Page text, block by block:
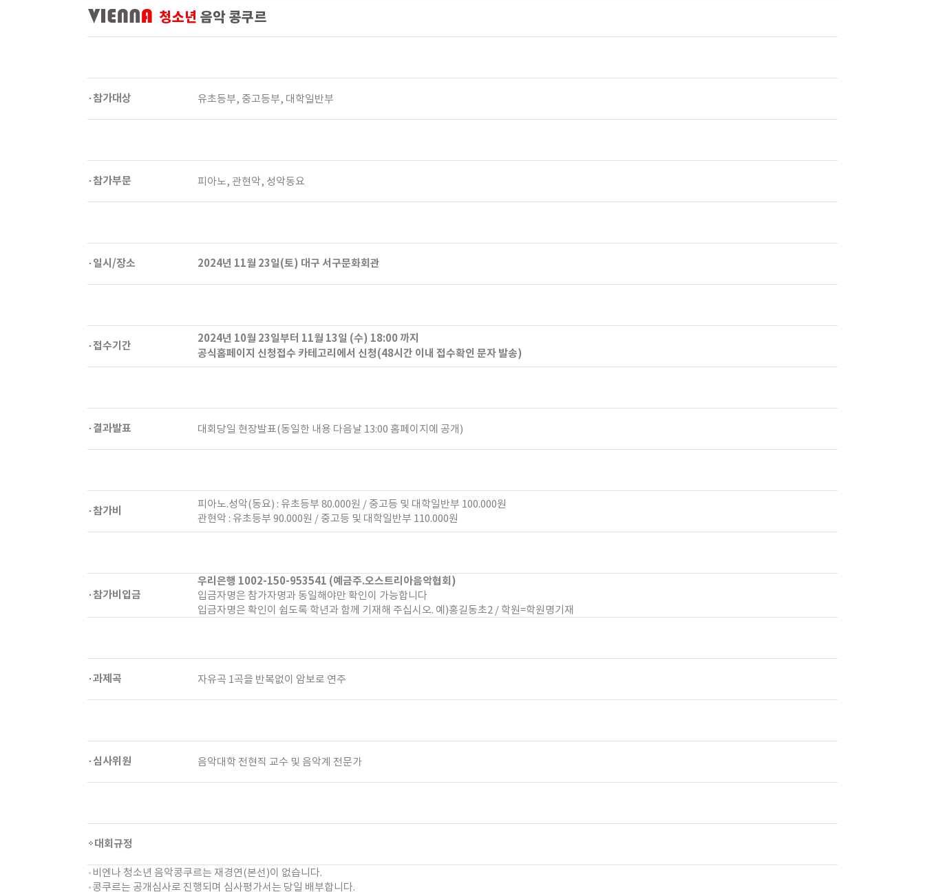
참가대상 유초등부, 중고등부, 대학일반부
참가부문 피아노, 관현악, 성악동요
일시/장소 2024년 11월 23일(토) 대구 서구문화회관
접수기간
2024년 10월 23일부터 11월 13일 (수) 18:00 까지
공식홈페이지 신청접수 카테고리에서 신청(48시간 이내 접수확인 문자 발송)
결과발표 대회당일 현장발표(동일한 내용 다음날 13:00 홈페이지에 공개)
참가비
피아노.성악(동요) : 유초등부 80.000원 / 중고등 및 대학일반부 100.000원
관현악 : 유초등부 90.000원 / 중고등 및 대학일반부 110.000원
참가비입금
우리은행 1002-150-953541 (예금주.오스트리아음악협회)
입금자명은 참가자명과 동일해야만 확인이 가능합니다
입금자명은 확인이 쉽도록 학년과 함께 기재해 주십시오. 예)홍길동초2 / 학원=학원명기재
과제곡 자유곡 1곡을 반복없이 암보로 연주
심사위원 음악대학 전현직 교수 및 음악계 전문가
대회규정
비엔나 청소년 음악콩쿠르는 재경연(본선)이 없습니다.
콩쿠르는 공개심사로 진행되며 심사평가서는 당일 배부합니다.